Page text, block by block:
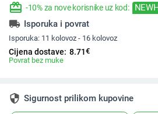
redeem -10% za nove korisnike uz kod:
local_shipping Isporuka i povrat
Isporuka: 11 kolovoz - 16 kolovoz
Cijena dostave: 8.71€
Povrat bez muke
security Sigurnost prilikom kupovine